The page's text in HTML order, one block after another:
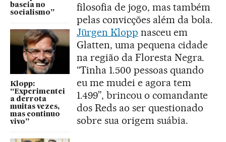
baseia no
socialismo”
Klopp:
“Experimentei
a derrota
muitas vezes,
mas continuo
vivo”
filosofia de jogo, mas também
pelas convicções além da bola.
Jürgen Klopp nasceu em
Glatten, uma pequena cidade
na região da Floresta Negra.
“Tinha 1.500 pessoas quando
eu me mudei e agora tem
1.499”, brincou o comandante
dos Reds ao ser questionado
sobre sua origem suábia.